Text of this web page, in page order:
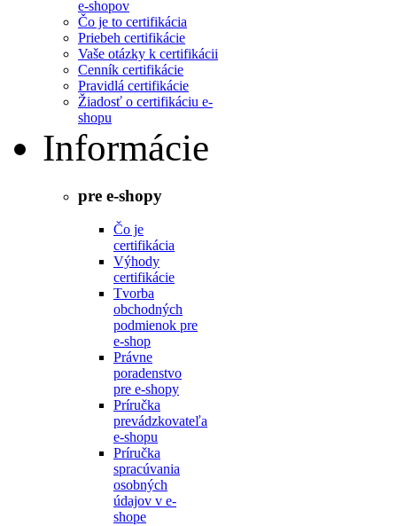
e-shopov
Čo je to certifikácia
Priebeh certifikácie
Vaše otázky k certifikácii
Cenník certifikácie
Pravidlá certifikácie
Žiadosť o certifikáciu e-
shopu
Informácie
pre e-shopy
Čo je
certifikácia
Výhody
certifikácie
Tvorba
obchodných
podmienok pre
e-shop
Právne
poradenstvo
pre e-shopy
Príručka
prevádzkovateľa
e-shopu
Príručka
spracúvania
osobných
údajov v e-
shope